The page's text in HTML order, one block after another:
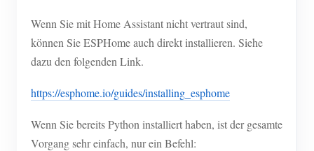
Wenn Sie mit Home Assistant nicht vertraut sind,
können Sie ESPHome auch direkt installieren. Siehe
dazu den folgenden Link.
https://esphome.io/guides/installing_esphome
Wenn Sie bereits Python installiert haben, ist der gesamte
Vorgang sehr einfach, nur ein Befehl: